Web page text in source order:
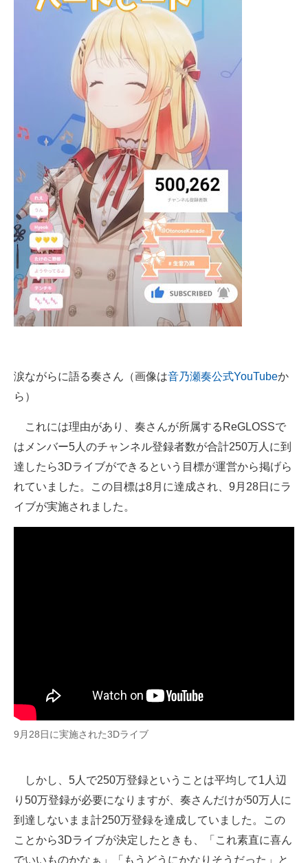
涙ながらに語る奏さん（画像は音乃瀬奏公式YouTubeか
ら）
これには理由があり、奏さんが所属するReGLOSSで
はメンバー5人のチャンネル登録者数が合計250万人に到
達したら3Dライブができるという目標が運営から掲げら
れていました。この目標は8月に達成され、9月28日にラ
イブが実施されました。
9月28日に実施された3Dライブ
しかし、5人で250万登録ということは平均して1人辺
り50万登録が必要になりますが、奏さんだけが50万人に
到達しないまま計250万登録を達成していました。この
ことから3Dライブが決定したときも、「これ素直に喜ん
でいいものかなぁ」「もうどうにかなりそうだった」と